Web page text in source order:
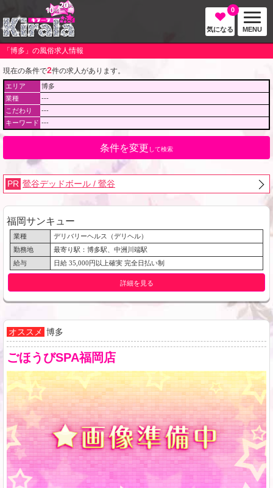
MENU
気になる
0
「博多」の風俗求人情報
現在の条件で2件の求人があります。
エリア
博多
業種
---
こだわり
---
キーワード ---
条件を変更 して検索
PR 鶯谷デッドボール / 鶯谷
福岡サンキュー
業種
デリバリーヘルス（デリヘル）
勤務地
最寄り駅：博多駅、中洲川端駅
給与
日給 35,000円以上確実 完全日払い制
詳細を見る
オススメ 博多
ごほうびSPA福岡店